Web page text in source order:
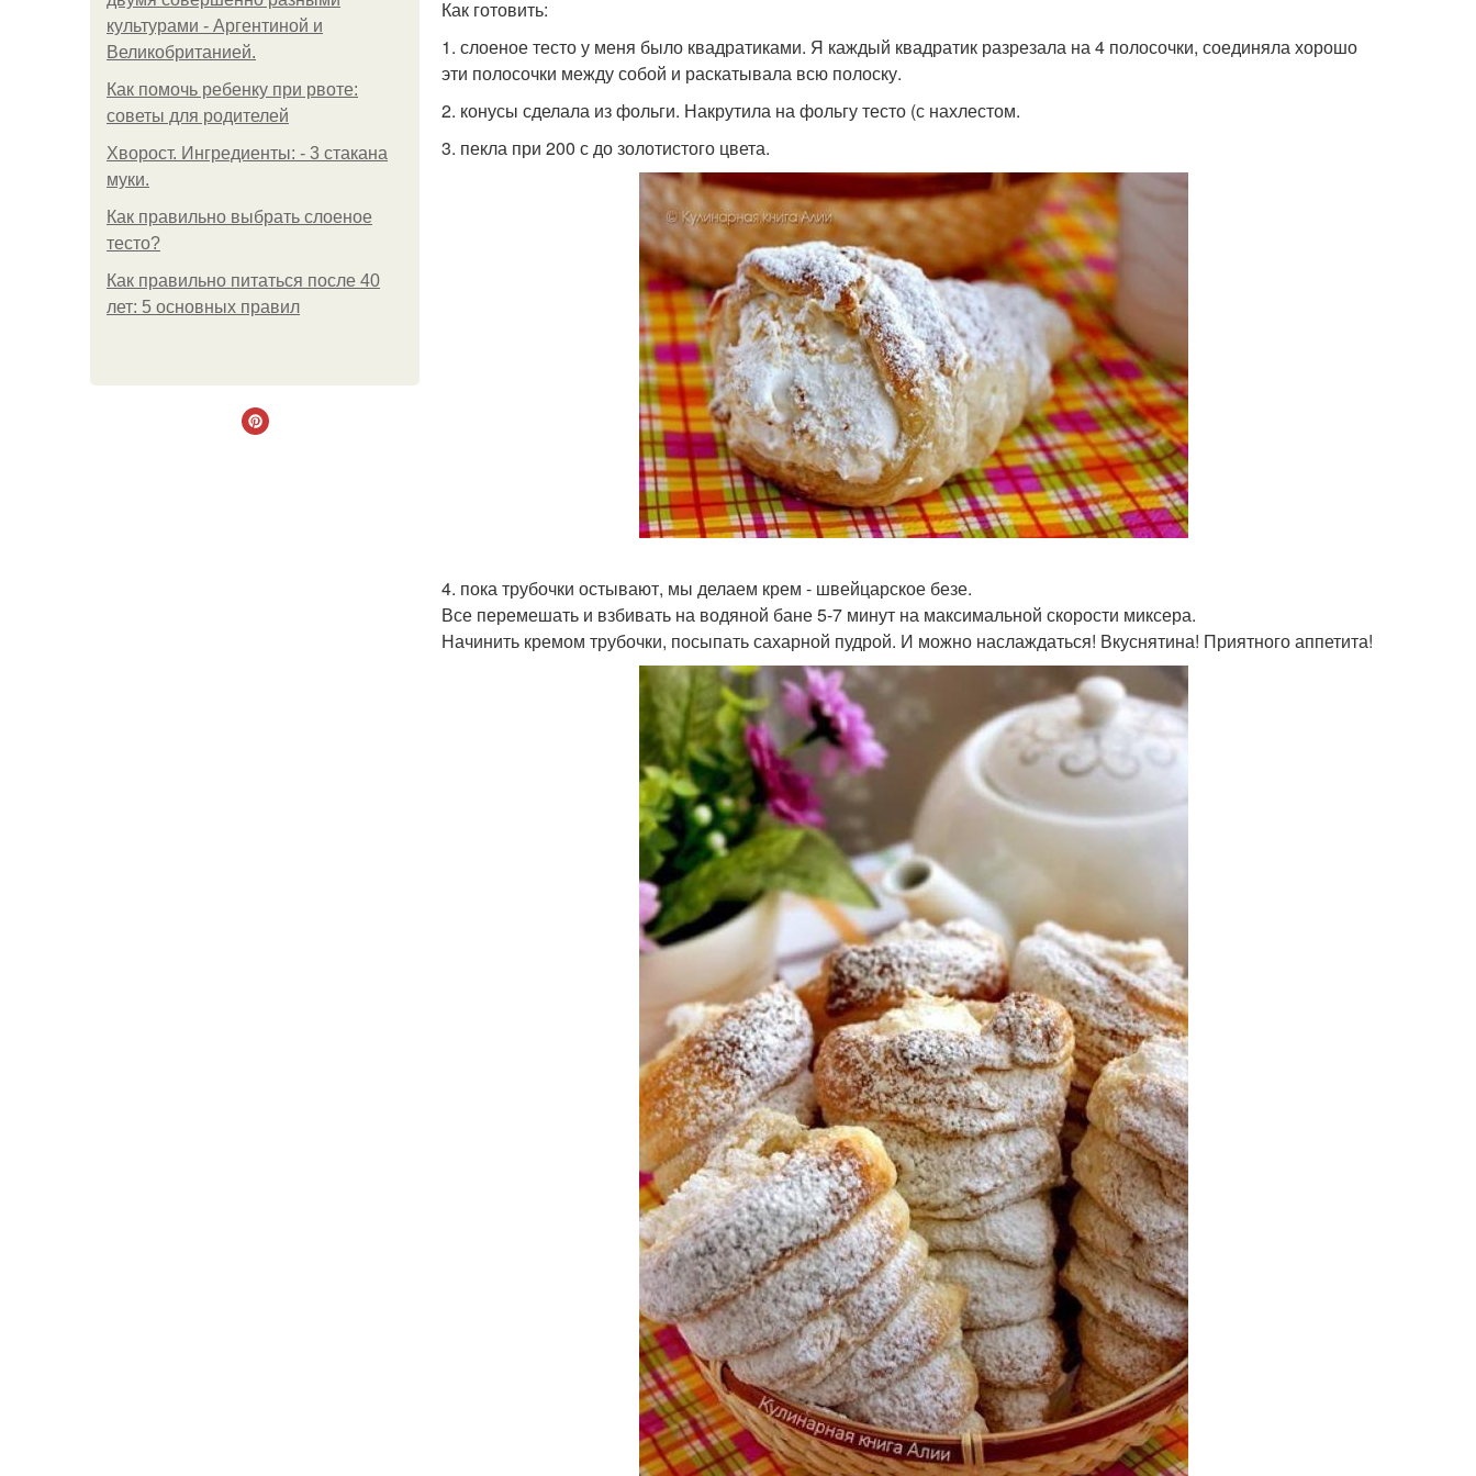
культурами - Аргентиной и
Великобританией.
Как помочь ребенку при рвоте:
советы для родителей
Хворост. Ингредиенты: - 3 стакана
муки.
Как правильно выбрать слоеное
тесто?
Как правильно питаться после 40
лет: 5 основных правил
Как готовить:
1. слоеное тесто у меня было квадратиками. Я каждый квадратик разрезала на 4 полосочки, соединяла хорошо
эти полосочки между собой и раскатывала всю полоску.
2. конусы сделала из фольги. Накрутила на фольгу тесто (с нахлестом.
3. пекла при 200 с до золотистого цвета.
4. пока трубочки остывают, мы делаем крем - швейцарское безе.
Все перемешать и взбивать на водяной бане 5-7 минут на максимальной скорости миксера.
Начинить кремом трубочки, посыпать сахарной пудрой. И можно наслаждаться! Вкуснятина! Приятного аппетита!